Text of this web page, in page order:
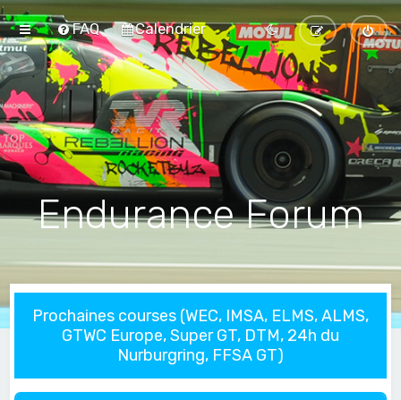
FAQ Calendrier
Endurance Forum
Prochaines courses (WEC, IMSA, ELMS, ALMS,
GTWC Europe, Super GT, DTM, 24h du
Nurburgring, FFSA GT)